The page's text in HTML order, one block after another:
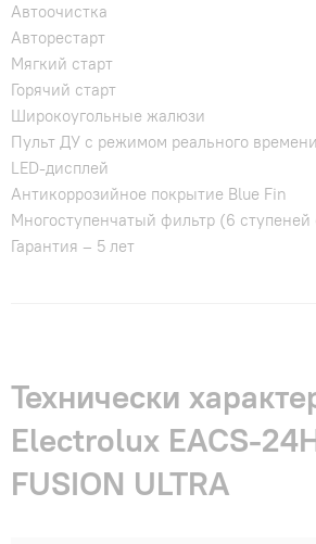
Автоочистка
Авторестарт
Мягкий старт
Горячий старт
Широкоугольные жалюзи
Пульт ДУ с режимом реального времени
LED-дисплей
Антикоррозийное покрытие Blue Fin
Многоступенчатый фильтр (6
Гарантия – 5 лет
Технически
Electrolux EACS-
FUSION ULTRA